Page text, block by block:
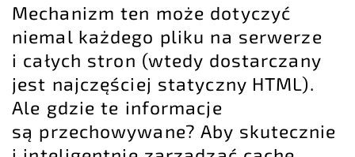
Mechanizm ten może dotyczyć
niemal każdego pliku na serwerze
i całych stron (wtedy dostarczany
jest najczęściej statyczny HTML).
Ale gdzie te informacje
są przechowywane? Aby skutecznie